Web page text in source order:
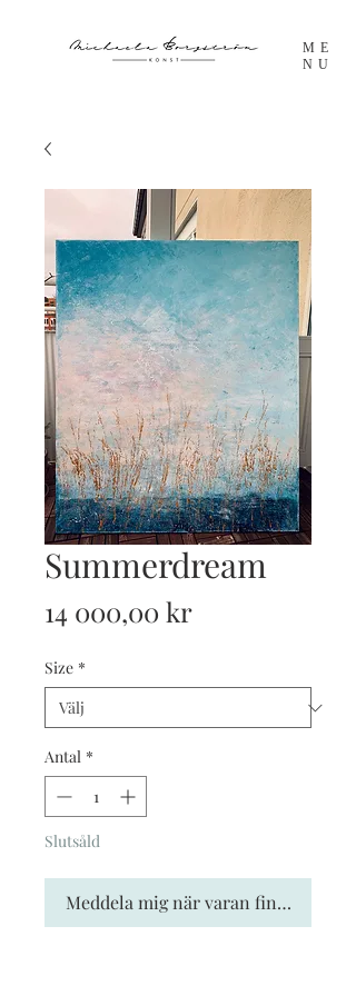
ME
NU
Summerdream
14 000,00 krPris
Size *
Antal *
Slutsåld
Meddela mig när varan finns i lager